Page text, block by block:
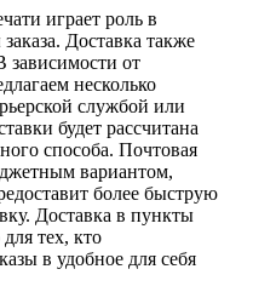
играет роль в
Доставка также
зависимости от
несколько
службой или
будет рассчитана
способа. Почтовая
вариантом,
более быструю
Доставка в пункты
тех, кто
в удобное для себя